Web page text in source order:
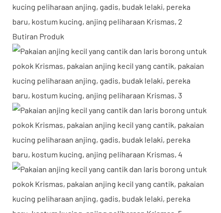
Butiran Produk